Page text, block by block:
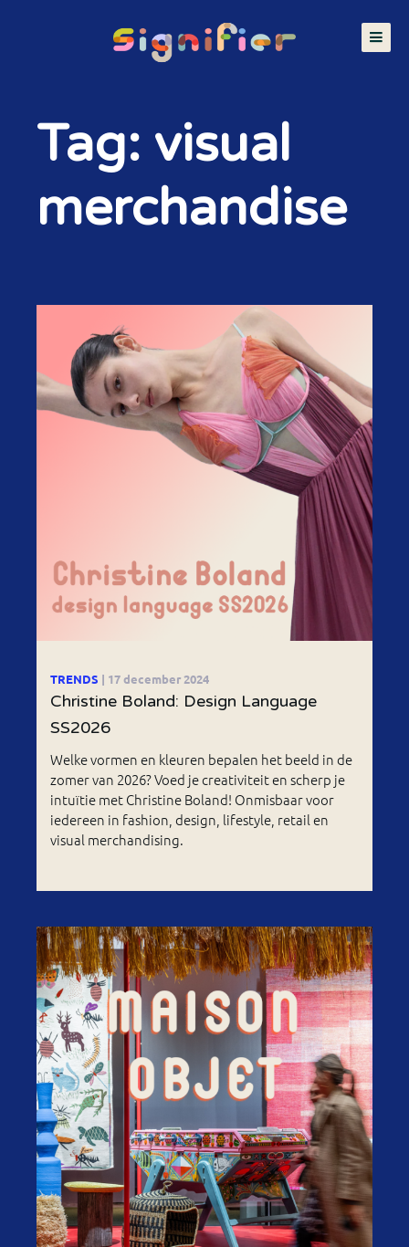
Tag: visual
merchandise
TRENDS | 17 december 2024
Christine Boland: Design Language
SS2026
Welke vormen en kleuren bepalen het beeld in de
zomer van 2026? Voed je creativiteit en scherp je
intuïtie met Christine Boland! Onmisbaar voor
iedereen in fashion, design, lifestyle, retail en
visual merchandising.